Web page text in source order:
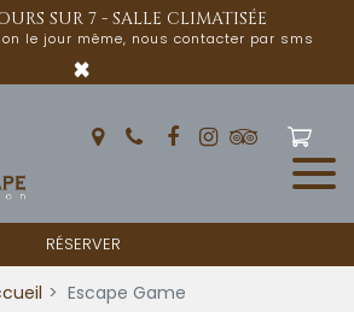
SUR 7 - SALLE CLIMATISÉE
le jour même, nous contacter par sms
×
RÉSERVER
Escape Game
cookies